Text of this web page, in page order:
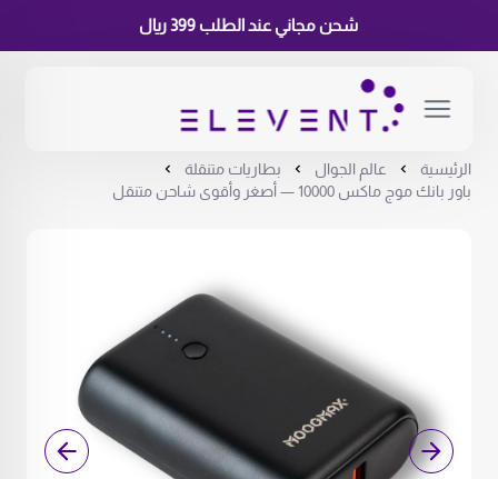
شحن مجاني عند الطلب 399 ريال
الرئيسية عالم الجوال
بطاريات متنقلة
باور بانك موج ماكس 10000 — أصغر وأقوى شاحن متنقل